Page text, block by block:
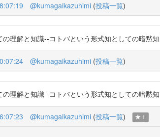
@kumagaikazuhimi (投稿一覧)
の理解と知識--コトバという形式知としての暗黙
@kumagaikazuhimi (投稿一覧)
の理解と知識--コトバという形式知としての暗黙
@kumagaikazuhimi (投稿一覧) 1